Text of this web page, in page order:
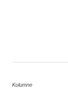
Kolumne